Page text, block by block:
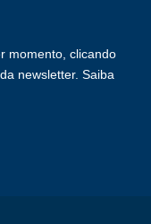
momento, clicando
newsletter. Saiba